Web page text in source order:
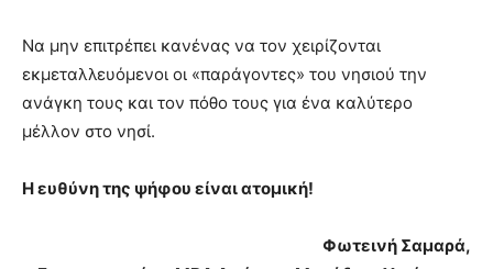
Να μην επιτρέπει κανένας να τον χειρίζονται
εκμεταλλευόμενοι οι «παράγοντες» του νησιού την
ανάγκη τους και τον πόθο τους για ένα καλύτερο
μέλλον στο νησί.
Η ευθύνη της ψήφου είναι ατομική!
Φωτεινή Σαμαρά,